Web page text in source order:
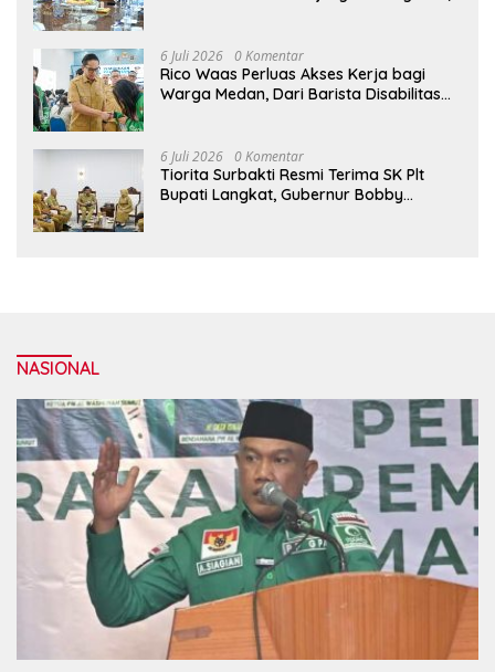
6 Juli 2026 0 Komentar
Rico Waas Perluas Akses Kerja bagi
Warga Medan, Dari Barista Disabilitas
6 Juli 2026 0 Komentar
Tiorita Surbakti Resmi Terima SK Plt
Bupati Langkat, Gubernur Bobby
NASIONAL